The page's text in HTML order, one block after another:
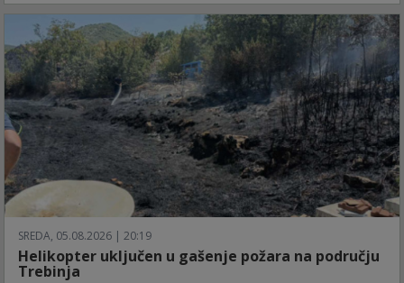
SREDA, 05.08.2026 | 20:19
Helikopter uključen u gašenje požara na području
Trebinja